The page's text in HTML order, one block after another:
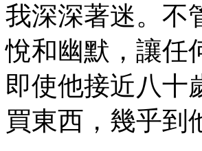
我深深著迷。不
悅和幽默，讓任
即使他接近八十
買東西，幾乎到